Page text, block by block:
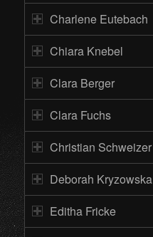
Charlene Eutebach
Chiara Knebel
Clara Berger
Clara Fuchs
Christian Schweizer
Deborah Kryzowska
Editha Fricke